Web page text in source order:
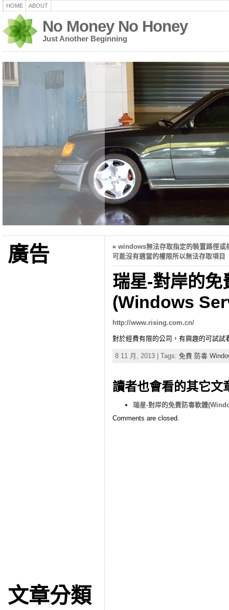
HOME ABOUT
No Money No Honey
Just Another Beginning
廣告
文章分類
« windows無法存取指定的裝置路徑或
可能沒有適當的權限所以無法存取項目
瑞星-對岸的免
(Windows
http://www.rising.com.cn/
對於經費有限的公司，有興趣的可試試
8 11 月, 2013 | Tags: 免費 防毒
讀者也會看的其它文
瑞星-對岸的免費防毒軟體
Comments are closed.